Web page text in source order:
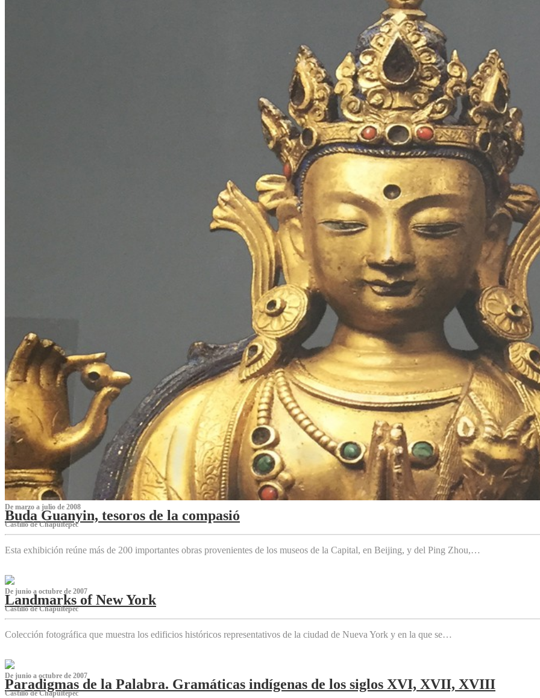
De marzo a julio de 2008
Buda Guanyin, tesoros de la compasió
Castillo de Chapultepec
Esta exhibición reúne más de 200 importantes obras provenientes de los museos de la Capital, en Beijing, y del Ping Zhou,…
De junio a octubre de 2007
Landmarks of New York
Castillo de Chapultepec
Colección fotográfica que muestra los edificios históricos representativos de la ciudad de Nueva York y en la que se…
De junio a octubre de 2007
Paradigmas de la Palabra. Gramáticas indígenas de los siglos XVI, XVII, XVIII
Castillo de Chapultepec